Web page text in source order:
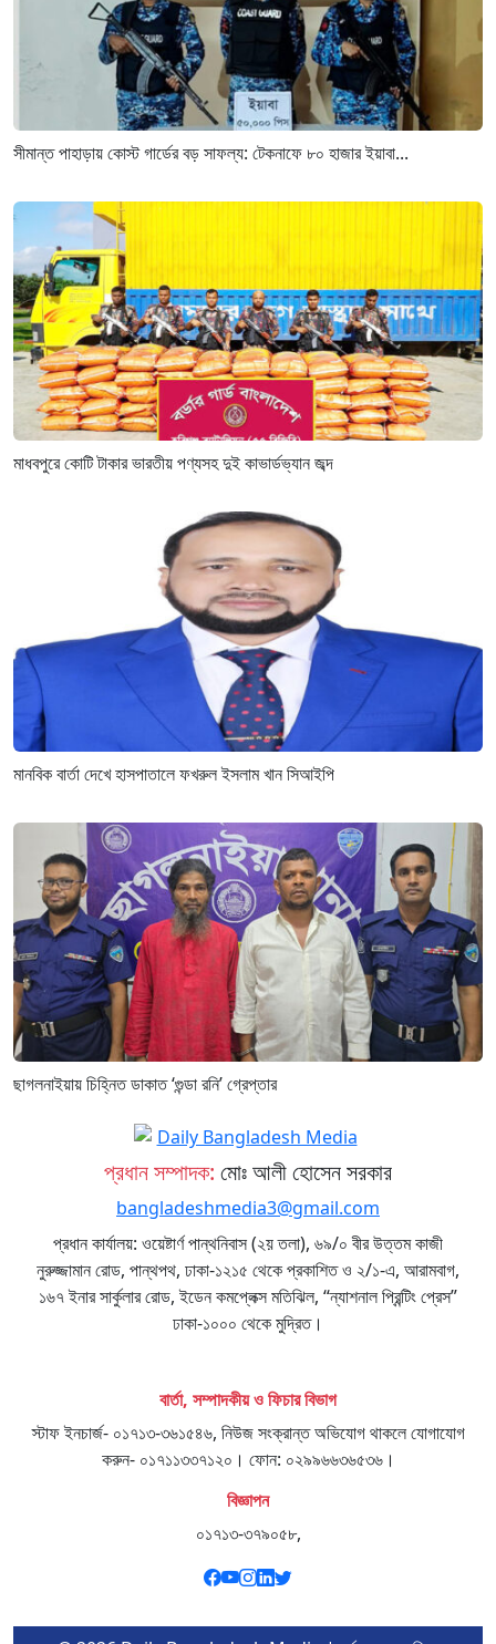
সীমান্ত পাহাড়ায় কোস্ট গার্ডের বড় সাফল্য: টেকনাফে ৮০ হাজার ইয়াবা...
মাধবপুরে কোটি টাকার ভারতীয় পণ্যসহ দুই কাভার্ডভ্যান জব্দ
মানবিক বার্তা দেখে হাসপাতালে ফখরুল ইসলাম খান সিআইপি
ছাগলনাইয়ায় চিহ্নিত ডাকাত ‘গুন্ডা রনি’ গ্রেপ্তার
প্রধান সম্পাদক: মোঃ আলী হোসেন সরকার
bangladeshmedia3@gmail.com
প্রধান কার্যালয়: ওয়েষ্টার্ণ পান্থনিবাস (২য় তলা), ৬৯/০ বীর উত্তম কাজী
নুরুজ্জামান রোড, পান্থপথ, ঢাকা-১২১৫ থেকে প্রকাশিত ও ২/১-এ, আরামবাগ,
১৬৭ ইনার সার্কুলার রোড, ইডেন কমপ্লেক্স মতিঝিল, “ন্যাশনাল প্রিন্টিং প্রেস”
ঢাকা-১০০০ থেকে মুদ্রিত।
বার্তা, সম্পাদকীয় ও ফিচার বিভাগ
স্টাফ ইনচার্জ- ০১৭১৩-৩৬১৫৪৬, নিউজ সংক্রান্ত অভিযোগ থাকলে যোগাযোগ
করুন- ০১৭১১৩৩৭১২০। ফোন: ০২৯৯৬৬৩৬৫৩৬।
বিজ্ঞাপন
০১৭১৩-৩৭৯০৫৮,